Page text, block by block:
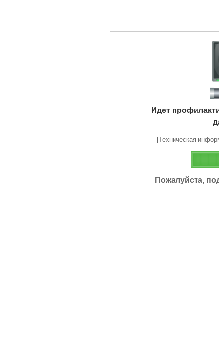
Идет
[Техническая
Пожалуйста,